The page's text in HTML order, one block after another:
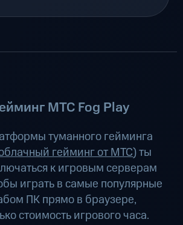
МТС Fog Play
туманного гейминга
гейминг от МТС) ты
к игровым серверам
играть в самые популярные
ПК прямо в браузере,
стоимость игрового часа.